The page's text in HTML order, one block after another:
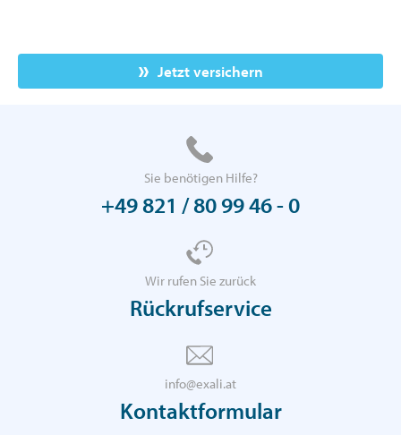
Jetzt versichern
Sie benötigen Hilfe?
+49 821 / 80 99 46 - 0
Wir rufen Sie zurück
Rückrufservice
info@exali.at
Kontaktformular